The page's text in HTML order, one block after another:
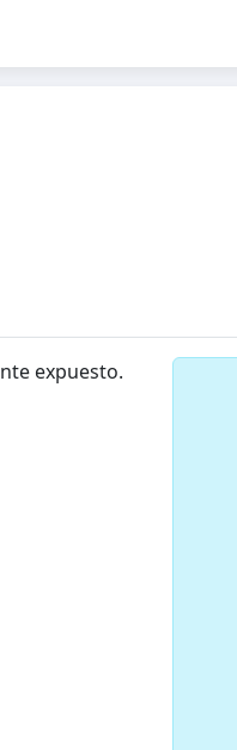
expuesto.